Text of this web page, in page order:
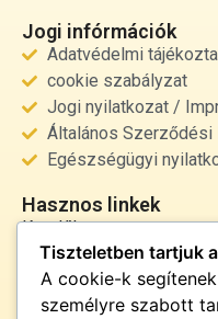
Jogi infórmációk
Adatvédelmi
cookie szabályzat
Jogi nyilatkozat /
Általános Szerződési
Egészségügyi
Hasznos linkek
Kezdőlap
Rólunk
Szolgáltatások
Kapcsolat
Tiszteletben tartjuk
A cookie-k
személyre szabott